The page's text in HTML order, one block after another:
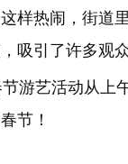
样热闹，街道
吸引了许多观
游艺活动从上
节！